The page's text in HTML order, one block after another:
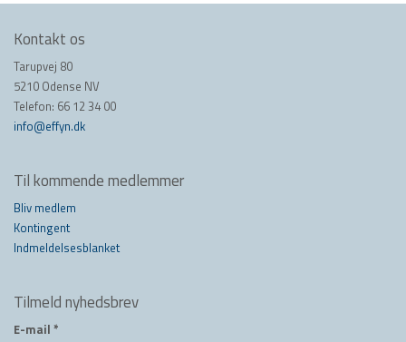
Kontakt os
Tarupvej 80
5210 Odense NV
Telefon: 66 12 34 00
info@effyn.dk
Til kommende medlemmer
Bliv medlem
Kontingent
Indmeldelsesblanket
Tilmeld nyhedsbrev
E-mail *